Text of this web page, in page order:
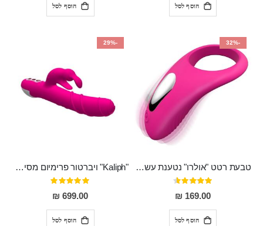
הוסף לסל הוסף לסל
-32%
טבעת רטט "אולרו" נטענת עשויה סיליקון רפואי עם רטט חזק ומטריף חושים
דירוג:
91%
169.00 ₪
הוסף לסל
-29%
"Kaliph" ויברטור פרימיום מסיליקון רפואי , נטען, שקט במיוחד, מסתובב ומתפתל, שמנמן עם חדירה 14 סמ
דירוג:
100%
699.00 ₪
הוסף לסל